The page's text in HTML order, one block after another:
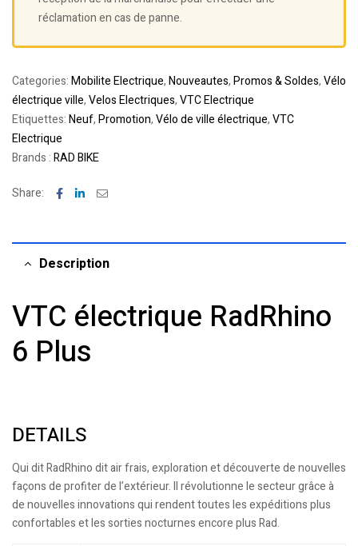
réclamation en cas de panne.
Categories:Mobilite Electrique,Nouveautes,Promos & Soldes,Vélo
électrique ville,Velos Electriques,VTC Electrique
Etiquettes:Neuf,Promotion,Vélo de ville électrique,VTC
Electrique
Brands :RAD BIKE
Share: Facebook
LinkedinEmail
Description
VTC électrique RadRhino
6 Plus
DETAILS
Qui dit RadRhino dit air frais, exploration et découverte de nouvelles
façons de profiter de l’extérieur. Il révolutionne le secteur grâce à
de nouvelles innovations qui rendent toutes les expéditions plus
confortables et les sorties nocturnes encore plus Rad.